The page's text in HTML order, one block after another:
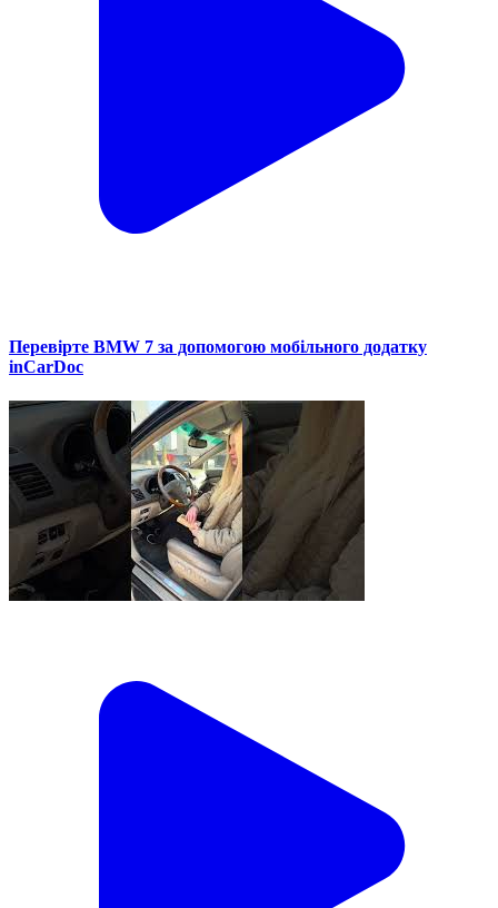
Перевірте BMW 7 за допомогою мобільного додатку
inCarDoc